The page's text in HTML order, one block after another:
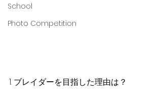
School
Photo Competition
1. ブレイダーを目指した理由は？